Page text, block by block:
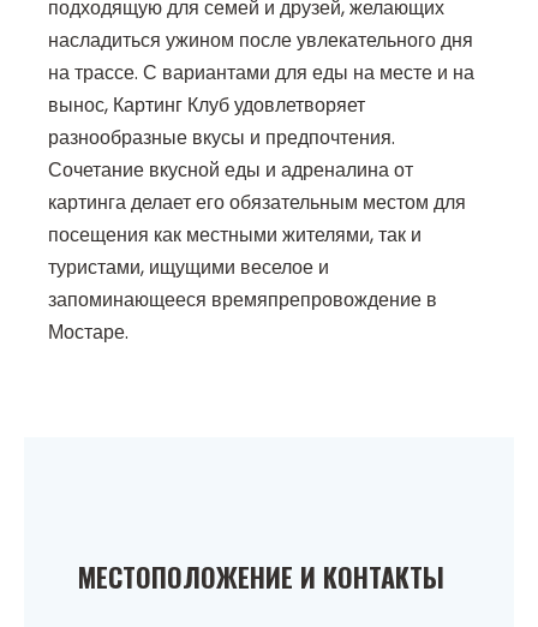
подходящую для семей и друзей, желающих
насладиться ужином после увлекательного дня
на трассе. С вариантами для еды на месте и на
вынос, Картинг Клуб удовлетворяет
разнообразные вкусы и предпочтения.
Сочетание вкусной еды и адреналина от
картинга делает его обязательным местом для
посещения как местными жителями, так и
туристами, ищущими веселое и
запоминающееся времяпрепровождение в
Мостаре.
МЕСТОПОЛОЖЕНИЕ И КОНТАКТЫ